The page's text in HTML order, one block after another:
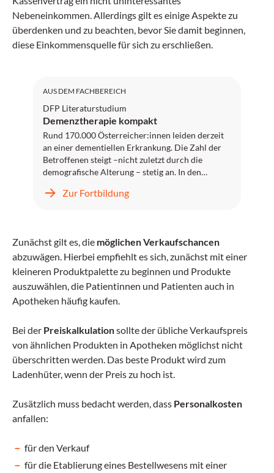
Nebeneinkommen. Allerdings gilt es einige Aspekte zu
überdenken und zu beachten, bevor Sie damit beginnen,
diese Einkommensquelle für sich zu erschließen.
AUS DEM FACHBEREICH
DFP Literaturstudium
Demenztherapie kompakt
Rund 170.000 Österreicher:innen leiden derzeit
an einer dementiellen Erkrankung. Die Zahl der
Betroffenen steigt –nicht zuletzt durch die
demografische Alterung – stetig an. In den
Verdoppelung der an Demenz erkrankten
Erkrankungen bislang nicht heilbar sind, lässt sich
der Verlauf durch Therapien und Prävention oft
günstig beeinflussen.
Frischen Sie in diesem E-Learning Ihr Wissen zur
Diagnose und Therapie von Demenz auf.
Zur Fortbildung
Zunächst gilt es, die möglichen Verkaufschancen
abzuwägen. Hierbei empfiehlt es sich, zunächst mit einer
kleineren Produktpalette zu beginnen und Produkte
auszuwählen, die Patientinnen und Patienten auch in
Apotheken häufig kaufen.
Bei der Preiskalkulationsollte der übliche Verkaufspreis
von ähnlichen Produkten in Apotheken möglichst nicht
überschritten werden. Das beste Produkt wird zum
Ladenhüter, wenn der Preis zu hoch ist.
Zusätzlich muss bedacht werden, dass Personalkosten
anfallen:
für den Verkauf
für die Etablierung eines Bestellwesens mit einer